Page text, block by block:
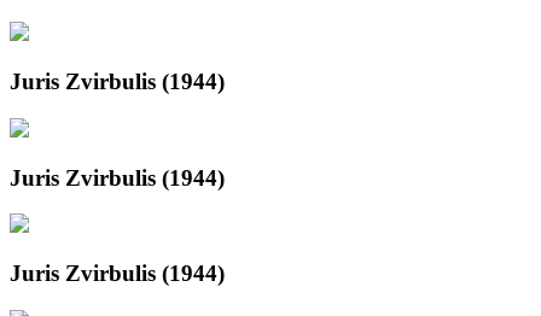
Juris Zvirbulis (1944)
Juris Zvirbulis (1944)
Juris Zvirbulis (1944)